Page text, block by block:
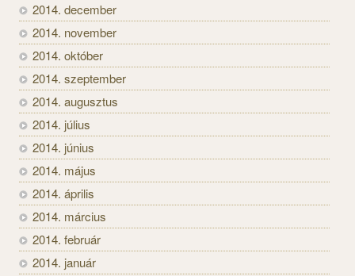
2014. december
2014. november
2014. október
2014. szeptember
2014. augusztus
2014. július
2014. június
2014. május
2014. április
2014. március
2014. február
2014. január